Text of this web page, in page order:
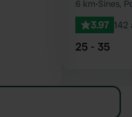
6 km•Sines,
3.97 142
25 - 35